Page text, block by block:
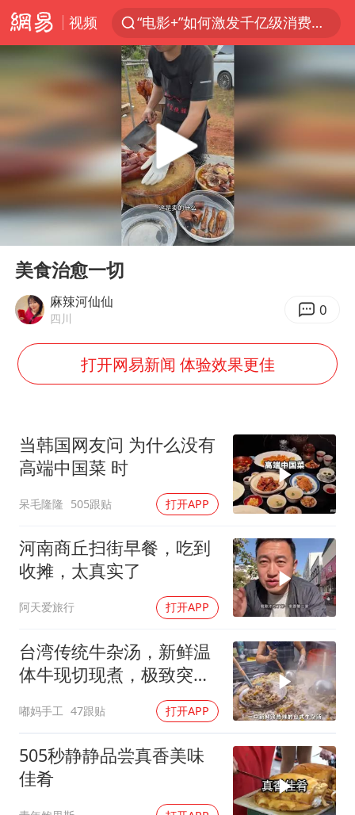
视频
“电影+”如何激发千亿级消费新活力？
台风白海豚已进入24小时警戒线
中国女篮70-67险胜尼日利亚女篮
四川宜宾高县4.9级地震致1死
中巨芯：上半年归母净利润1405.77万元
出口禁令驱动有色板块大涨
国乒男单横滨冠军赛全军覆没
U17国足三连胜晋级明日之星半决赛
东航：国内客票提前14天免费退改
美股存储板块集体大跌
日本试射“战斧”导弹，国防部回应
夯实基础开新局
Play
00:00
美食治愈一切
麻辣河仙仙
四川 0
打开网易新闻 体验效果更佳
当韩国网友问 为什么没有
高端中国菜 时
呆毛隆隆 505跟贴 打开APP
河南商丘扫街早餐，吃到
收摊，太真实了
阿天爱旅行 打开APP
台湾传统牛杂汤，新鲜温
体牛现切现煮，极致突出
嘟妈手工 47跟贴 打开APP
505秒静静品尝真香美味
佳肴